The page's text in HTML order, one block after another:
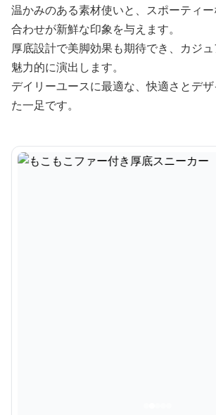
温かみのある素材使いと、スポーティ
合わせが新鮮な印象を与えます。
厚底設計で美脚効果も期待でき、カジ
魅力的に演出します。
デイリーユースに最適な、快適さとデ
た一足です。